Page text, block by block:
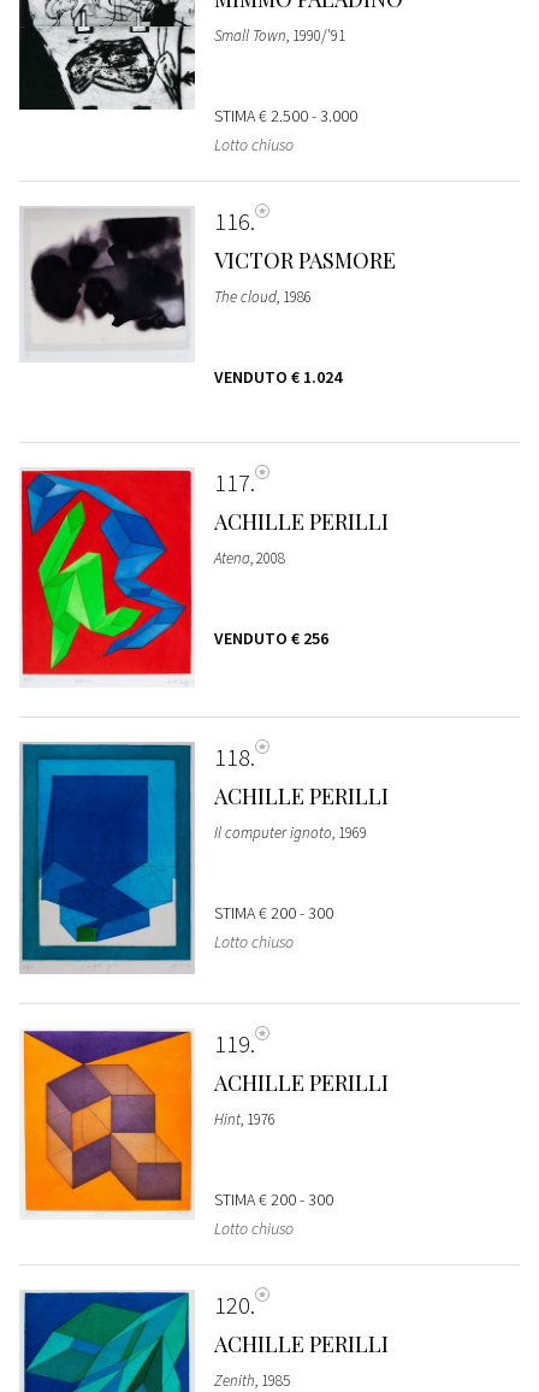
Small Town, 1990/'91
STIMA€ 2.500 - 3.000
Lotto chiuso
116
VICTOR PASMORE
The cloud, 1986
VENDUTO € 1.024
117
ACHILLE PERILLI
Atena, 2008
VENDUTO € 256
118
ACHILLE PERILLI
Il computer ignoto, 1969
STIMA€ 200 - 300
Lotto chiuso
119
ACHILLE PERILLI
Hint, 1976
STIMA€ 200 - 300
Lotto chiuso
120
ACHILLE PERILLI
Zenith, 1985